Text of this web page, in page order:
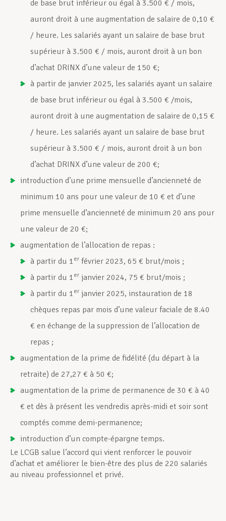
de base brut inférieur ou égal à 3.500 € / mois,
auront droit à une augmentation de salaire de 0,10 €
/ heure. Les salariés ayant un salaire de base brut
supérieur à 3.500 € / mois, auront droit à un bon
d’achat DRINX d’une valeur de 150 €;
à partir de janvier 2025, les salariés ayant un salaire
de base brut inférieur ou égal à 3.500 € /mois,
auront droit à une augmentation de salaire de 0,15 €
/ heure. Les salariés ayant un salaire de base brut
supérieur à 3.500 € / mois, auront droit à un bon
d’achat DRINX d’une valeur de 200 €;
introduction d’une prime mensuelle d’ancienneté de
minimum 10 ans pour une valeur de 10 € et d’une
prime mensuelle d’ancienneté de minimum 20 ans pour
une valeur de 20 €;
augmentation de l’allocation de repas :
à partir du 1 er février 2023, 65 € brut/mois ;
à partir du 1 er janvier 2024, 75 € brut/mois ;
à partir du 1 er janvier 2025, instauration de 18
chèques repas par mois d’une valeur faciale de 8.40
€ en échange de la suppression de l’allocation de
repas ;
augmentation de la prime de fidélité (du départ à la
retraite) de 27,27 € à 50 €;
augmentation de la prime de permanence de 30 € à 40
€ et dès à présent les vendredis après-midi et soir sont
comptés comme demi-permanence;
introduction d’un compte-épargne temps.
Le LCGB salue l’accord qui vient renforcer le pouvoir
d’achat et améliorer le bien-être des plus de 220 salariés
au niveau professionnel et privé.